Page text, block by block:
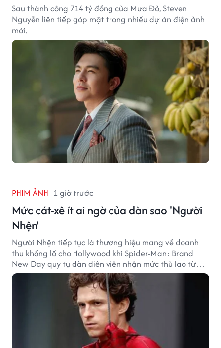
Sau thành công 714 tỷ đồng của Mưa Đỏ, Steven
Nguyễn liên tiếp góp mặt trong nhiều dự án điện ảnh
mới.
PHIM ẢNH 1 giờ trước
Mức cát-xê ít ai ngờ của dàn sao 'Người
Nhện'
Người Nhện tiếp tục là thương hiệu mang về doanh
thu khổng lồ cho Hollywood khi Spider-Man: Brand
New Day quy tụ dàn diễn viên nhận mức thù lao từ
hàng chục đến hàng trăm tỷ đồng. Thành công phòng
vé của bộ phim cũng giúp nhiều ngôi sao sở hữu khoản
thu nhập đáng mơ ước.